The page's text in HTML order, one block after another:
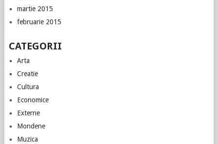
martie 2015
februarie 2015
CATEGORII
Arta
Creatie
Cultura
Economice
Externe
Mondene
Muzica